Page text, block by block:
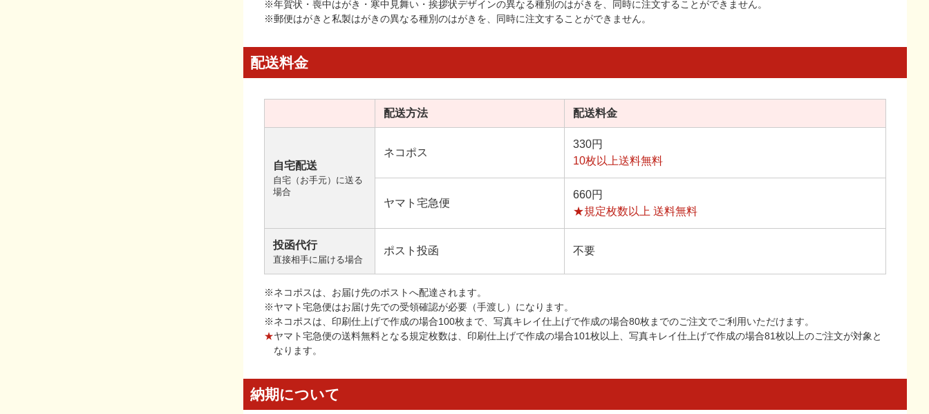
※年賀状・喪中はがき・寒中見舞い・挨拶状デザインの異なる種別のはがきを、同時に注文することができません。
※郵便はがきと私製はがきの異なる種別のはがきを、同時に注文することができません。
配送料金
配送方法 配送料金
自宅配送
自宅（お手元）に送る
場合
ネコポス
330円
10枚以上送料無料
ヤマト宅急便
660円
★規定枚数以上 送料無料
投函代行
直接相手に届ける場合
ポスト投函 不要
※ネコポスは、お届け先のポストへ配達されます。
※ヤマト宅急便はお届け先での受領確認が必要（手渡し）になります。
※ネコポスは、印刷仕上げで作成の場合100枚まで、写真キレイ仕上げで作成の場合80枚までのご注文でご利用いただけます。
★ヤマト宅急便の送料無料となる規定枚数は、印刷仕上げで作成の場合101枚以上、写真キレイ仕上げで作成の場合81枚以上のご注文が対象と
なります。
納期について